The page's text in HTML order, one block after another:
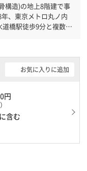
構造)の地上8階建で事
橋駅徒歩9分と複数駅
祝日も利用可能になり
お気に入りに追加
円
含む